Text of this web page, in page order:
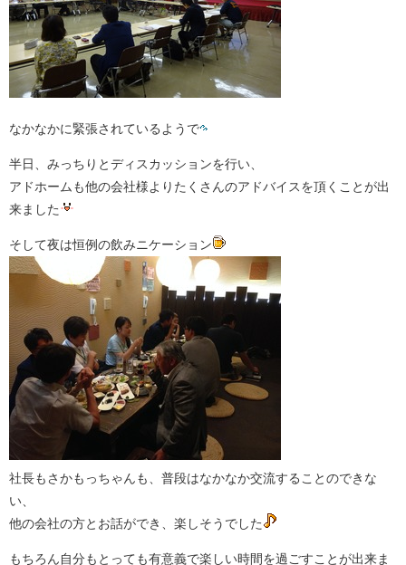
なかなかに緊張されているようで
半日、みっちりとディスカッションを行い、
アドホームも他の会社様よりたくさんのアドバイスを頂くことが出
来ました
そして夜は恒例の飲みニケーション
社長もさかもっちゃんも、普段はなかなか交流することのできな
い、
他の会社の方とお話ができ、楽しそうでした
もちろん自分もとっても有意義で楽しい時間を過ごすことが出来ま